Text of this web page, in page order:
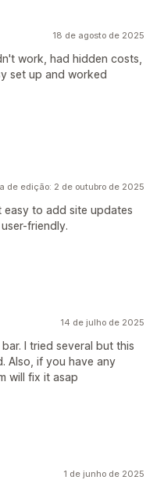
18 de agosto de 2025
work, had hidden costs,
set up and worked
de edição: 2 de outubro de 2025
easy to add site updates
friendly.
14 de julho de 2025
I tried several but this
Also, if you have any
will fix it asap
1 de junho de 2025